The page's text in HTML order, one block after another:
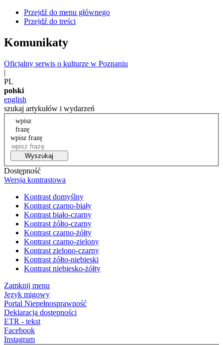
Przejdź do menu głównego
Przejdź do treści
Komunikaty
Oficjalny serwis o kulturze w Poznaniu
|
PL
polski
english
szukaj artykułów i wydarzeń
wpisz
frazę
wpisz frazę
Wyszukaj
Dostępność
Wersja kontrastowa
Kontrast domyślny
Kontrast czarno-biały
Kontrast biało-czarny
Kontrast żółto-czarny
Kontrast czarno-żółty
Kontrast czarno-zielony
Kontrast zielono-czarny
Kontrast żółto-niebieski
Kontrast niebiesko-żółty
Zamknij menu
Język migowy
Portal Niepełnosprawność
Deklaracja dostępności
ETR - tekst
Facebook
Instagram